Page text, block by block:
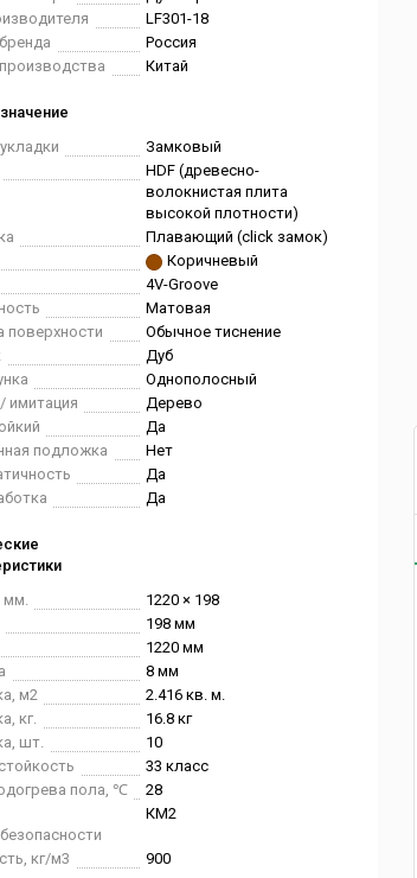
LF301-18
Россия
Китай
Замковый
HDF (древесно-
волокнистая плита
высокой плотности)
Плавающий (click замок)
Коричневый
4V-Groove
Матовая
поверхности
Обычное тиснение
Дуб
Однополосный
имитация
Дерево
Да
подложка
Нет
Да
Да
мм.
1220 × 198
198 мм
1220 мм
8 мм
м2
2.416 кв. м.
кг.
16.8 кг
шт.
10
33 класс
пола, ℃
28
КМ2
кг/м3 900